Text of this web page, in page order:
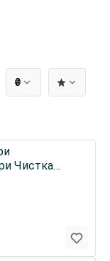
₴
Чистка